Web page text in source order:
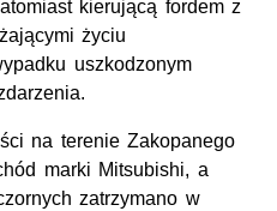
kierującą fordem z
życiu
uszkodzonym
na terenie Zakopanego
marki Mitsubishi, a
zatrzymano w